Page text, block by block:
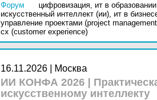
Форум цифровизация, ит в
искусственный интеллект (ии), ит в
управление проектами (project
cx (customer experience)
16.11.2026 | Москва
ИИ КОНФА 2026 |
искусственному интеллекту